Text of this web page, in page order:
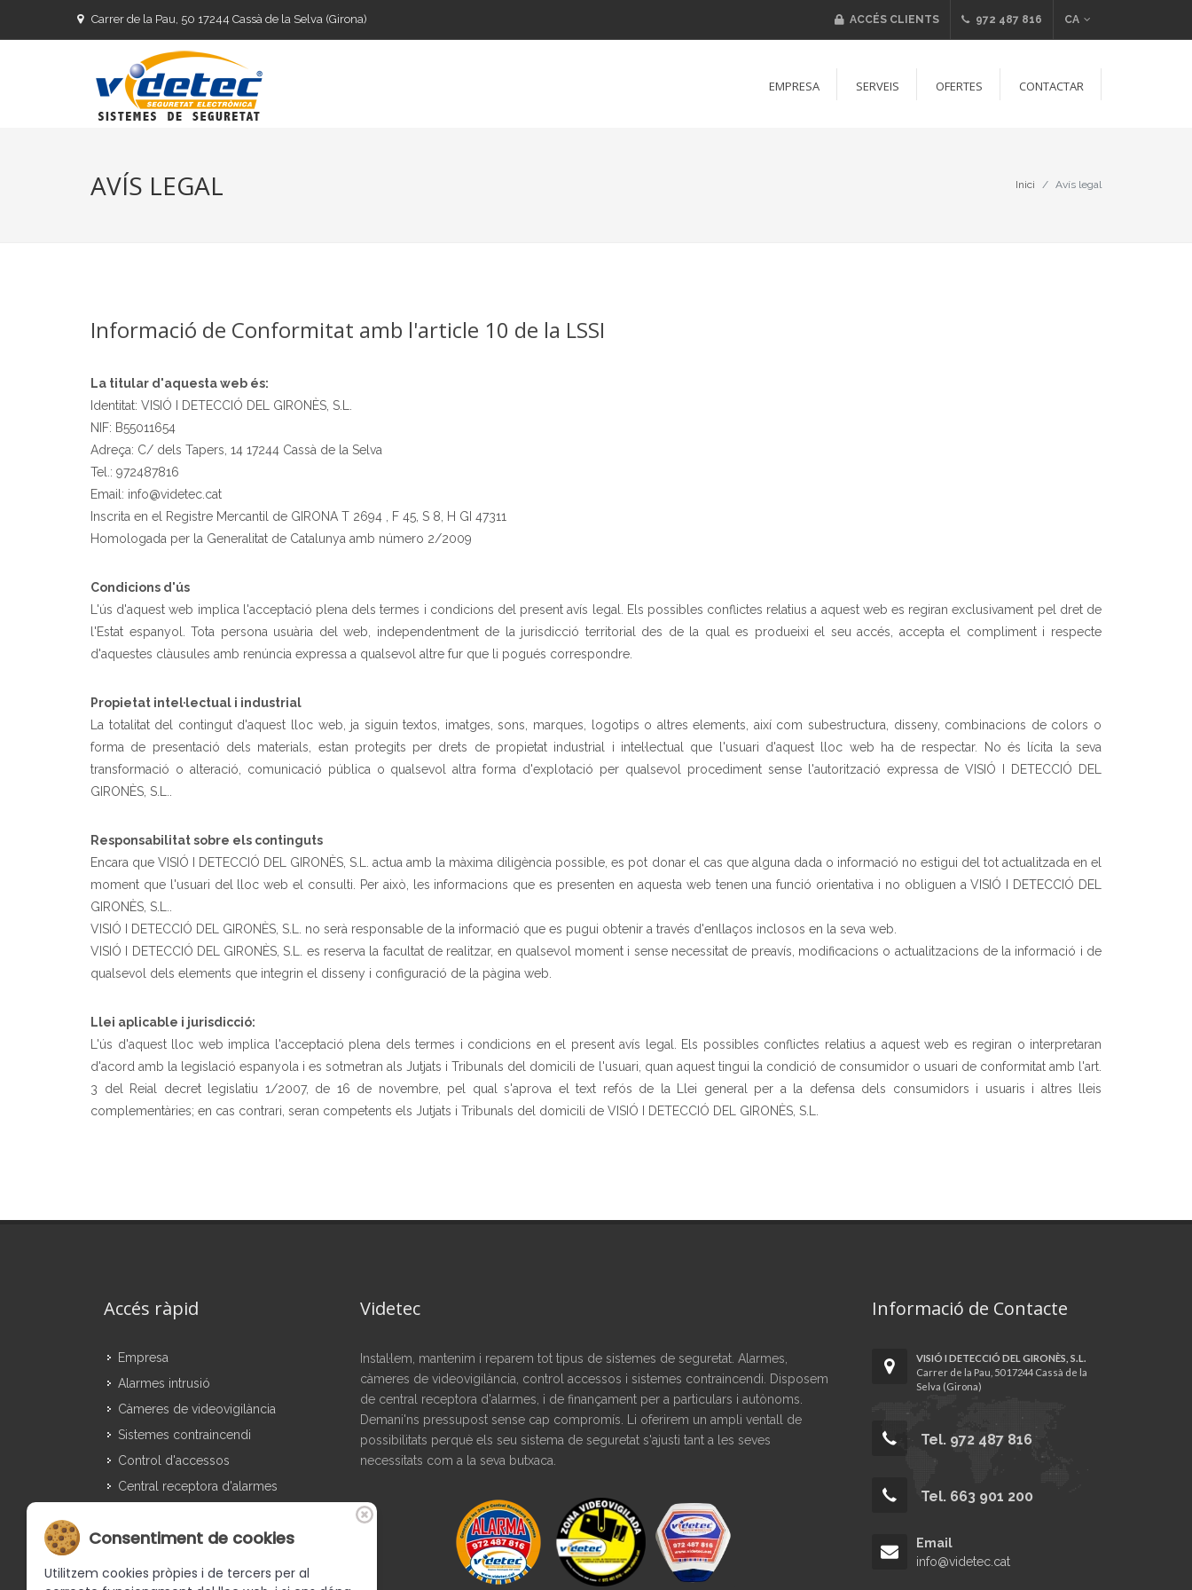
Carrer de la Pau, 50 17244 Cassà de la Selva (Girona) ACCÉS CLIENTS 972 487 816 CA
EMPRESA SERVEIS OFERTES CONTACTAR
AVÍS LEGAL Inici Avís legal
Informació de Conformitat amb l'article 10 de la LSSI
La titular d'aquesta web és:
Identitat: VISIÓ I DETECCIÓ DEL GIRONÈS, S.L.
NIF: B55011654
Adreça: C/ dels Tapers, 14 17244 Cassà de la Selva
Tel.: 972487816
Email: info@videtec.cat
Inscrita en el Registre Mercantil de GIRONA T 2694 , F 45, S 8, H GI 47311
Homologada per la Generalitat de Catalunya amb número 2/2009
Condicions d'ús
L'ús d'aquest web implica l'acceptació plena dels termes i condicions del present avís legal. Els possibles conflictes relatius a aquest web es regiran exclusivament pel dret de
l'Estat espanyol. Tota persona usuària del web, independentment de la jurisdicció territorial des de la qual es produeixi el seu accés, accepta el compliment i respecte
d'aquestes clàusules amb renúncia expressa a qualsevol altre fur que li pogués correspondre.
Propietat intel·lectual i industrial
La totalitat del contingut d'aquest lloc web, ja siguin textos, imatges, sons, marques, logotips o altres elements, així com subestructura, disseny, combinacions de colors o
forma de presentació dels materials, estan protegits per drets de propietat industrial i intel·lectual que l'usuari d'aquest lloc web ha de respectar. No és lícita la seva
transformació o alteració, comunicació pública o qualsevol altra forma d'explotació per qualsevol procediment sense l'autorització expressa de VISIÓ I DETECCIÓ DEL
GIRONÈS, S.L..
Responsabilitat sobre els continguts
Encara que VISIÓ I DETECCIÓ DEL GIRONÈS, S.L. actua amb la màxima diligència possible, es pot donar el cas que alguna dada o informació no estigui del tot actualitzada en el
moment que l'usuari del lloc web el consulti. Per això, les informacions que es presenten en aquesta web tenen una funció orientativa i no obliguen a VISIÓ I DETECCIÓ DEL
GIRONÈS, S.L..
VISIÓ I DETECCIÓ DEL GIRONÈS, S.L. no serà responsable de la informació que es pugui obtenir a través d'enllaços inclosos en la seva web.
VISIÓ I DETECCIÓ DEL GIRONÈS, S.L. es reserva la facultat de realitzar, en qualsevol moment i sense necessitat de preavís, modificacions o actualitzacions de la informació i de
qualsevol dels elements que integrin el disseny i configuració de la pàgina web.
Llei aplicable i jurisdicció:
L'ús d'aquest lloc web implica l'acceptació plena dels termes i condicions en el present avís legal. Els possibles conflictes relatius a aquest web es regiran o interpretaran
d'acord amb la legislació espanyola i es sotmetran als Jutjats i Tribunals del domicili de l'usuari, quan aquest tingui la condició de consumidor o usuari de conformitat amb l'art.
3 del Reial decret legislatiu 1/2007, de 16 de novembre, pel qual s'aprova el text refós de la Llei general per a la defensa dels consumidors i usuaris i altres lleis
complementàries; en cas contrari, seran competents els Jutjats i Tribunals del domicili de VISIÓ I DETECCIÓ DEL GIRONÈS, S.L.
Accés ràpid
Empresa
Alarmes intrusió
Càmeres de videovigilància
Sistemes contraincendi
Control d'accessos
Central receptora d'alarmes
Ofertes
Videtec
Instal·lem, mantenim i reparem tot tipus de sistemes de seguretat. Alarmes,
càmeres de videovigilància, control accessos i sistemes contraincendi. Disposem
de central receptora d'alarmes, i de finançament per a particulars i autònoms.
Demani'ns pressupost sense cap compromís. Li oferirem un ampli ventall de
possibilitats perquè els seu sistema de seguretat s'ajusti tant a les seves
necessitats com a la seva butxaca.
Informació de Contacte
VISIÓ I DETECCIÓ DEL GIRONÈS, S.L.
Carrer de la Pau, 50 17244 Cassà de la
Selva (Girona)
Tel. 972 487 816
Tel. 663 901 200
Email
info@videtec.cat
Consentiment de cookies
Utilitzem cookies pròpies i de tercers per al